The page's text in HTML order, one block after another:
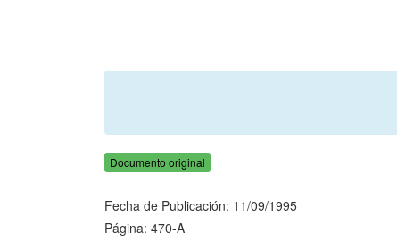
Documento original
Fecha de Publicación: 11/09/1995
Página: 470-A